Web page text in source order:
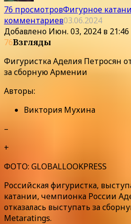
76 просмотровФигурное
комментариев03.06.2024
Добавлено Июн. 03, 2024 в 21:46
76Взгляды
Фигуристка Аделия Петросян
за сборную Армении
Авторы:
Виктория Мухина
–
+
ФОТО: GLOBALLOOKPRESS
Российская фигуристка,
катании, чемпионка России
отказалась выступать за
Metaratings.